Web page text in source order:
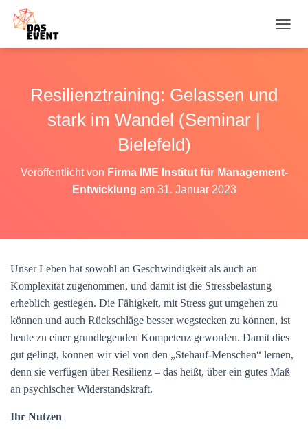
A
M
Resilienztraining: Gelassen und
stark im Wandel (Seminar |
Bielefeld)
Veröffentlicht von Firma IME Institut für Management-
Entwicklung am 31. Januar 2023
Unser Leben hat sowohl an Geschwindigkeit als auch an
Komplexität zugenommen, und damit ist die Stressbelastung
erheblich gestiegen. Die Fähigkeit, mit Stress gut umgehen zu
können und auch Rückschläge besser wegstecken zu können, ist
heute zu einer grundlegenden Kompetenz geworden. Damit dies
gut gelingt, können wir viel von den „Stehauf-Menschen“ lernen,
denn sie verfügen über Resilienz – das heißt, über ein gutes Maß
an psychischer Widerstandskraft.
Ihr Nutzen